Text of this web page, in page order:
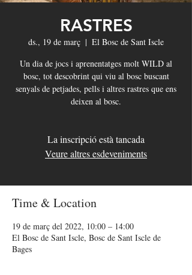
RASTRES
ds., 19 de març
  |
El Bosc de Sant Iscle
Un dia de jocs i aprenentatges molt WILD al
bosc, tot descobrint qui viu al bosc buscant
senyals de petjades, pells i altres rastres que ens
deixen al bosc.
La inscripció està tancada
Veure altres esdeveniments
Time & Location
19 de març del 2022, 10:00 – 14:00
El Bosc de Sant Iscle, Bosc de Sant Iscle de
Bages